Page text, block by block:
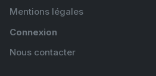
Mentions légales
Connexion
Nous contacter